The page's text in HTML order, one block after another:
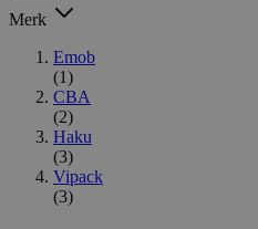
Merk
Emob
(1)
CBA
(2)
Haku
(3)
Vipack
(3)